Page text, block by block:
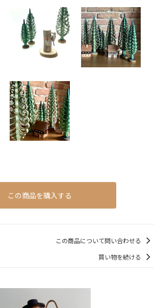
この商品を購入する
この商品について問い合わせる
買い物を続ける